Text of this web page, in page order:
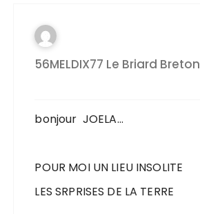
56MELDIX77 Le Briard Breton
bonjour JOELA…
POUR MOI UN LIEU INSOLITE
LES SRPRISES DE LA TERRE